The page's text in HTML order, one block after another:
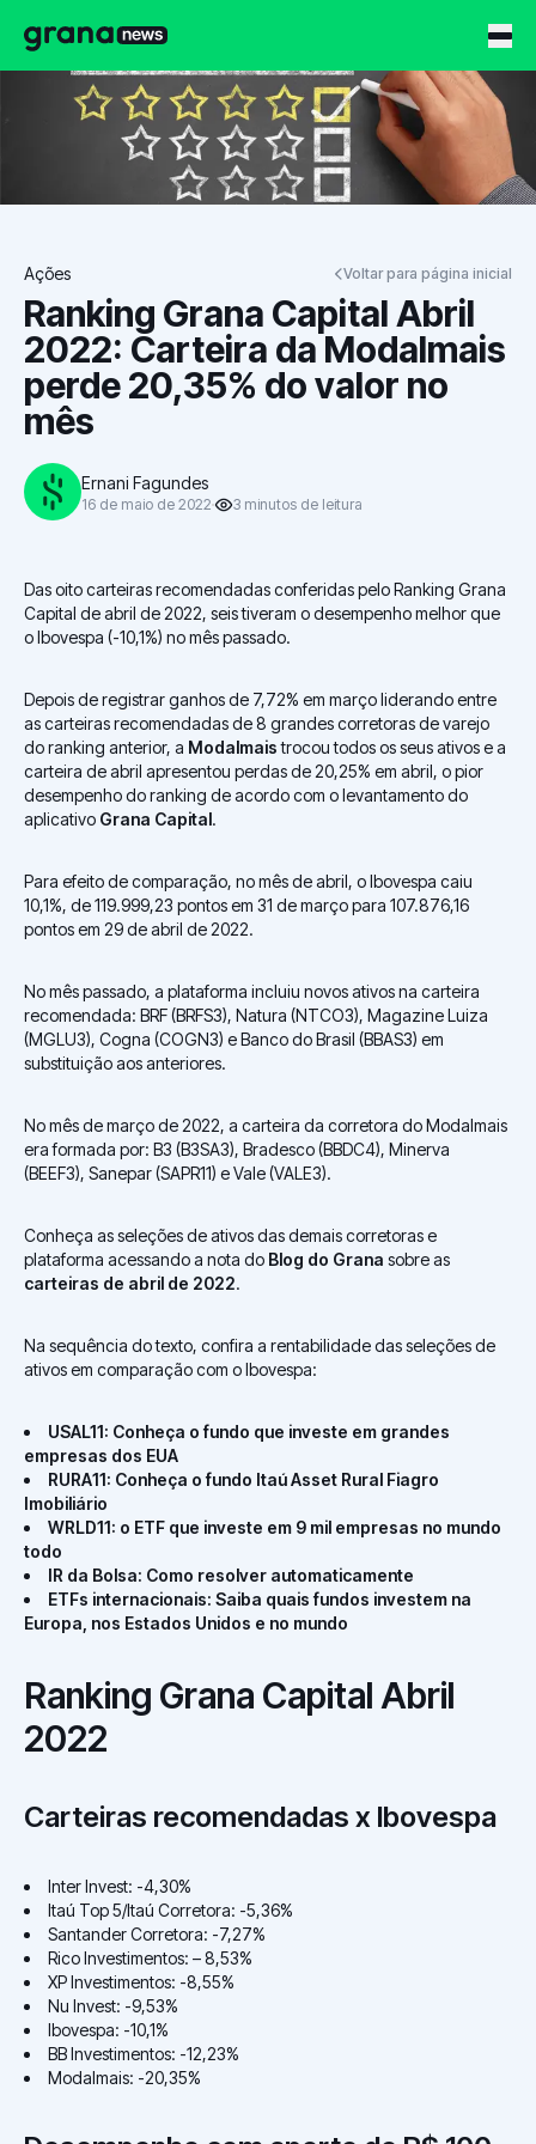
Grana News
Ações Voltar para página inicial
Ranking Grana Capital Abril
2022: Carteira da Modalmais
perde 20,35% do valor no
mês
Ernani Fagundes
16 de maio de 2022 3 minutos de leitura
Das oito carteiras recomendadas conferidas pelo Ranking Grana
Capital de abril de 2022, seis tiveram o desempenho melhor que
o Ibovespa (-10,1%) no mês passado.
Depois de registrar ganhos de 7,72% em março liderando entre
as carteiras recomendadas de 8 grandes corretoras de varejo
do ranking anterior, a Modalmaistrocou todos os seus ativos e a
carteira de abril apresentou perdas de 20,25% em abril, o pior
desempenho do ranking de acordo com o levantamento do
aplicativo Grana Capital.
Para efeito de comparação, no mês de abril, o Ibovespa caiu
10,1%, de 119.999,23 pontos em 31 de março para 107.876,16
pontos em 29 de abril de 2022.
No mês passado, a plataforma incluiu novos ativos na carteira
recomendada: BRF (BRFS3), Natura (NTCO3), Magazine Luiza
(MGLU3), Cogna (COGN3) e Banco do Brasil (BBAS3) em
substituição aos anteriores.
No mês de março de 2022, a carteira da corretora do Modalmais
era formada por: B3 (B3SA3), Bradesco (BBDC4), Minerva
(BEEF3), Sanepar (SAPR11) e Vale (VALE3).
Conheça as seleções de ativos das demais corretoras e
plataforma acessando a nota do Blog do Grana sobre as
carteiras de abril de 2022.
Na sequência do texto, confira a rentabilidade das seleções de
ativos em comparação com o Ibovespa:
USAL11: Conheça o fundo que investe em grandes
empresas dos EUA
RURA11: Conheça o fundo Itaú Asset Rural Fiagro
Imobiliário
WRLD11: o ETF que investe em 9 mil empresas no mundo
todo
IR da Bolsa: Como resolver automaticamente
ETFs internacionais: Saiba quais fundos investem na
Europa, nos Estados Unidos e no mundo
Ranking Grana Capital Abril
2022
Carteiras recomendadas x Ibovespa
Inter Invest: -4,30%
Itaú Top 5/Itaú Corretora: -5,36%
Santander Corretora: -7,27%
Rico Investimentos: – 8,53%
XP Investimentos: -8,55%
Nu Invest: -9,53%
Ibovespa: -10,1%
BB Investimentos: -12,23%
Modalmais: -20,35%